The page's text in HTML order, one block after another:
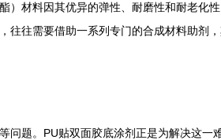
材料因其优异的弹性、耐磨性和耐老化
往需要借助一系列专门的合成材料助剂
题。PU贴双面胶底涂剂正是为解决这一